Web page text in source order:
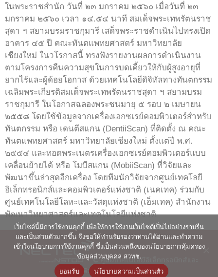
ในพระราชสำนัก วันที่ ๒๓ มกราคม ๒๕๖๐ เมื่อวันที่ ๒๓
มกราคม ๒๕๖๐ เวลา ๑๔.๕๔ นาที สมเด็จพระเทพรัตนราช
สุดา ฯ สยามบรมราชกุมารี เสด็จพระราชดำเนินไปทรงเปิด
อาคาร ๔๕ ปี คณะทันตแพทยศาสตร์ มหาวิทยาลัย
เชียงใหม่ ในวโรกาสนี้ ทรงฟังรายงานผลการดำเนินงาน
ตามโครงการคืนความสุขในการบดเคี้ยวให้กับผู้สูงอายุที่
ยากไร้และผู้ด้อยโอกาส ด้วยเทคโนโลยีดิจิทัลทางทันตกรรม
เฉลิมพระเกียรติสมเด็จพระเทพรัตนราชสุดา ฯ สยามบรม
ราชกุมารี ในโอกาสฉลองพระชนมายุ ๕ รอบ ๒ เมษายน
๒๕๕๘ โดยใช้ข้อมูลจากเครื่องเอกซเรย์คอมพิวเตอร์สำหรับ
ทันตกรรม หรือ เดนตีสแกน (DentiiScan) ที่ติดตั้ง ณ คณะ
ทันตแพทยศาสตร์ มหาวิทยาลัยเชียงใหม่ ตั้งแต่ปี พ.ศ.
๒๕๕๔ และทอดพระเนตรเครื่องเอกซเรย์คอมพิวเตอร์แบบ
เคลื่อนย้ายได้ หรือ โมบีสแกน (MobiiScan) ที่วิจัยและ
พัฒนาขึ้นล่าสุดอีกเครื่อง โดยทีมนักวิจัยจากศูนย์เทคโลยี
อิเล็กทรอนิกส์และคอมพิวเตอร์แห่งชาติ (เนคเทค) ร่วมกับ
ศูนย์เทคโนโลยีโลหะและวัสดุแห่งชาติ (เอ็มเทค) สำนักงาน
พัฒนาวิทยาศาสตร์และเทคโนโลยีแห่งชาติ
© ศูนย์เทคโนโลยีอิเล็กทรอนิกส์และ
คอมพิวเตอร์แห่งชาติ 2563
เว็บไซต์นี้มีการใช้งานคุกกี้ เพื่อให้การใช้งานเว็บไซต์เป็นไปอย่างราบรื่น
และเป็นส่วนตัวมากขึ้น จึงขอให้ท่านรับรองว่าท่านได้อ่านและทำความ
เข้าใจนโยบายการใช้งานคุกกี้ ซึ่งเป็นส่วนหนึ่งของนโยบายการคุ้มครอง
ข้อมูลส่วนบุคคล สวทช.
ยอมรับ
นโยบายความเป็นส่วนตัว